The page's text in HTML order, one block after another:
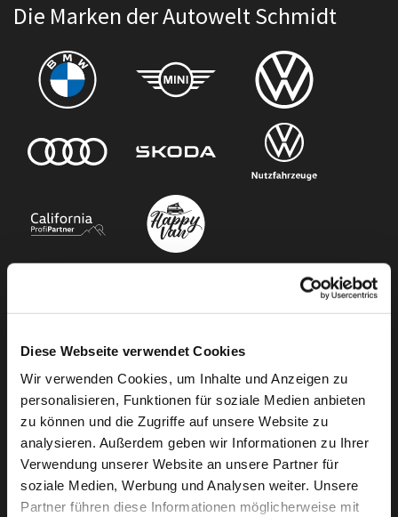
Diese Webseite verwendet Cookies
Wir verwenden Cookies, um Inhalte und Anzeigen zu
personalisieren, Funktionen für soziale Medien anbieten
zu können und die Zugriffe auf unsere Website zu
analysieren. Außerdem geben wir Informationen zu Ihrer
Verwendung unserer Website an unsere Partner für
soziale Medien, Werbung und Analysen weiter. Unsere
Partner führen diese Informationen möglicherweise mit
Die Marken der Autowelt Schmidt
Unser Angebot
Newsletter Anmeldung
Neuwagen
Gebrauchtwagen
Audi Gebrauchtwagen :plus
Camper mieten
Kundenservice